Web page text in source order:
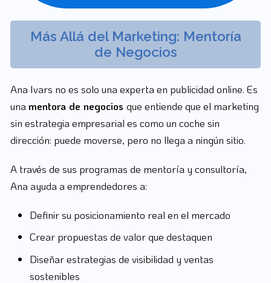
Más Allá del Marketing: Mentoría
de Negocios
Ana Ivars no es solo una experta en publicidad online. Es
una mentora de negocios que entiende que el marketing
sin estrategia empresarial es como un coche sin
dirección: puede moverse, pero no llega a ningún sitio.
A través de sus programas de mentoría y consultoría,
Ana ayuda a emprendedores a:
Definir su posicionamiento real en el mercado
Crear propuestas de valor que destaquen
Diseñar estrategias de visibilidad y ventas
sostenibles